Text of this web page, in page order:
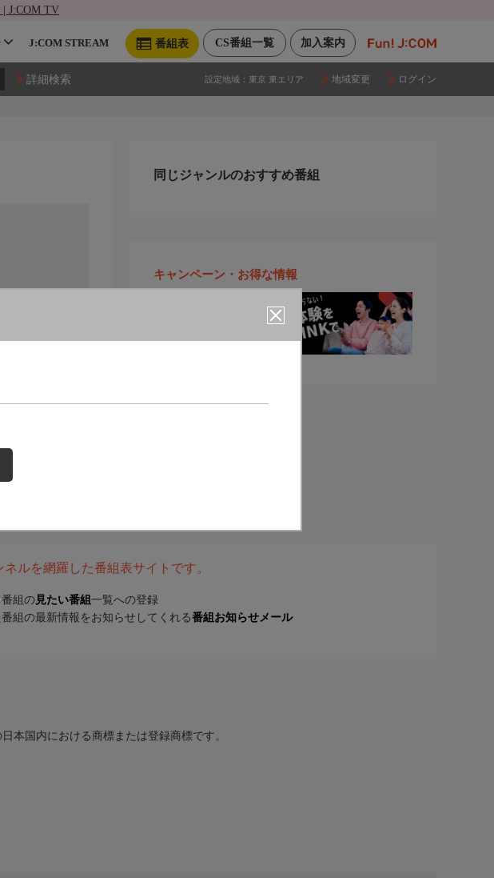
J:COM TV
加入案内
CS番組一覧
番組表
J:COM STREAM
詳細検索 設定地域： 東京 東エリア 地域変更 ログイン
同じジャンルのおすすめ番組
キャンペーン・お得な情報
ルを網羅した番組表サイトです。
組の 見たい番組 一覧への登録
組の最新情報をお知らせしてくれる番組お知らせメール
本国内における商標または登録商標です。